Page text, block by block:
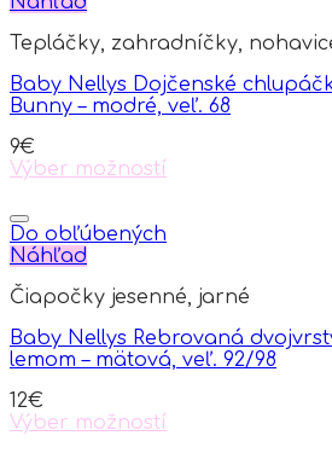
Tepláčky, zahradníčky,
Baby Nellys Dojčenské
Bunny – modré, veľ. 68
9€
Výber možností
product
has
multiple
The
may
be
on
the
Do obľúbených
Náhľad
Čiapočky jesenné, jarné
Baby Nellys Rebrovaná
lemom – mätová, veľ. 92/98
12€
Výber možností